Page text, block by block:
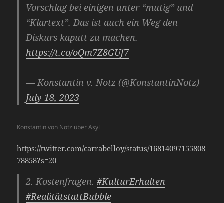
Vorschlag bei einigen unter “mutig” und
“Klartext”. Das ist auch ein Weg den
Diskurs kaputt zu machen.
https://t.co/oQm7Z8GUf7
— Konstantin v. Notz (@KonstantinNotz)
July 18, 2023
Konstantin von Notz über Asyl
https://twitter.com/carrabelloy/status/16814097155808
78858?s=20
2. Kostenfragen.#KulturErhalten
#RealitätstattBubble